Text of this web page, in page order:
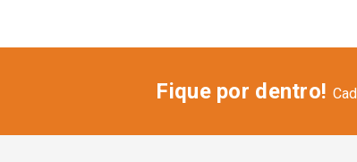
Fique por dentro!